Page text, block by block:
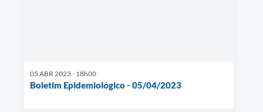
05 ABR 2023 - 18h00
Boletim Epidemiológico - 05/04/2023